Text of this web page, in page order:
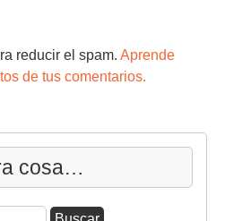
reducir el spam. Aprende
de tus comentarios.
cosa…